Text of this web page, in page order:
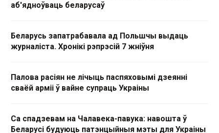
аб'ядноўваць беларусаў
Беларусь запатрабавала ад Польшчы выдаць
журналіста. Хронікі рэпрэсій 7 жніўня
Палова расіян не лічыць паспяховымі дзеянні
сваёй арміі ў вайне супраць Украіны
Са спадзевам на Чалавека-павука: навошта ў
Беларусі будуюць патэнцыйныя мэты для Украіны